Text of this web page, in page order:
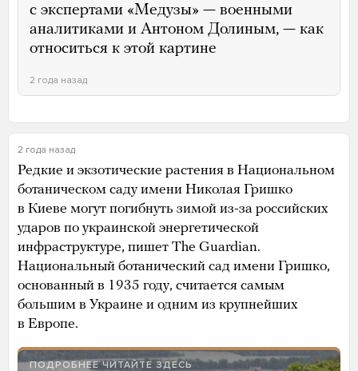
с экспертами «Медузы» — военными
аналитиками и Антоном Долиным, — как
относиться к этой картине
2 года назад
2 года назад
Редкие и экзотические растения в Национальном
ботаническом саду имени Николая Гришко
в Киеве могут погибнуть зимой из-за российских
ударов по украинской энергетической
инфраструктуре, пишет The Guardian.
Национальный ботанический сад имени Гришко,
основанный в 1935 году, считается самым
большим в Украине и одним из крупнейших
в Европе.
ПОДРОБНЕЕ ЧИТАЙТЕ ЗДЕСЬ